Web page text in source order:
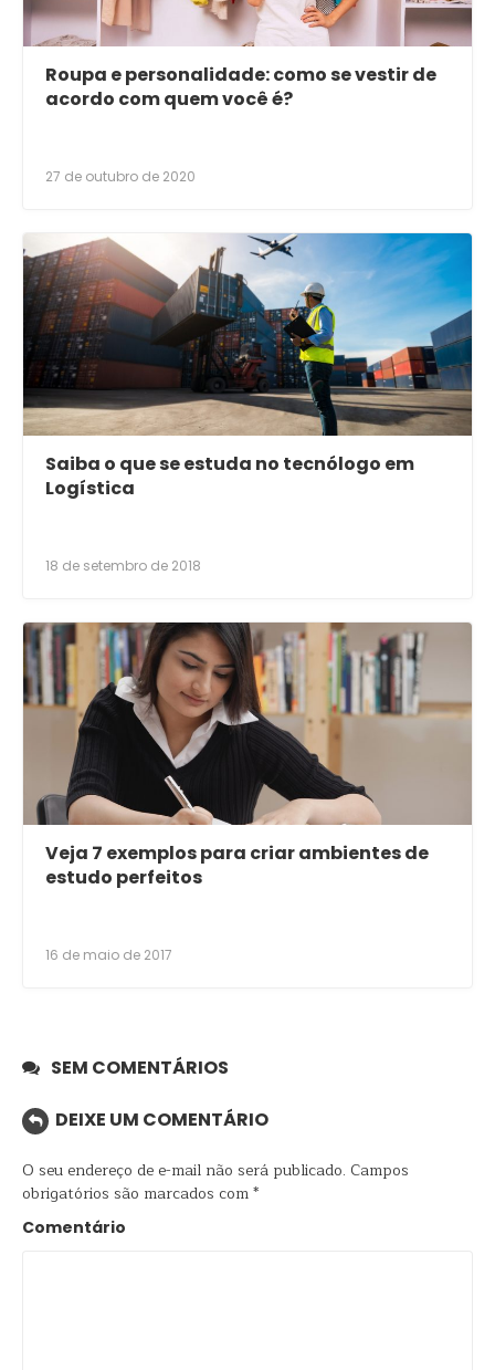
Roupa e personalidade: como se vestir de
acordo com quem você é?
27 de outubro de 2020
Saiba o que se estuda no tecnólogo em
Logística
18 de setembro de 2018
Veja 7 exemplos para criar ambientes de
estudo perfeitos
16 de maio de 2017
SEM COMENTÁRIOS
DEIXE UM COMENTÁRIO
O seu endereço de e-mail não será publicado. Campos
obrigatórios são marcados com*
Comentário